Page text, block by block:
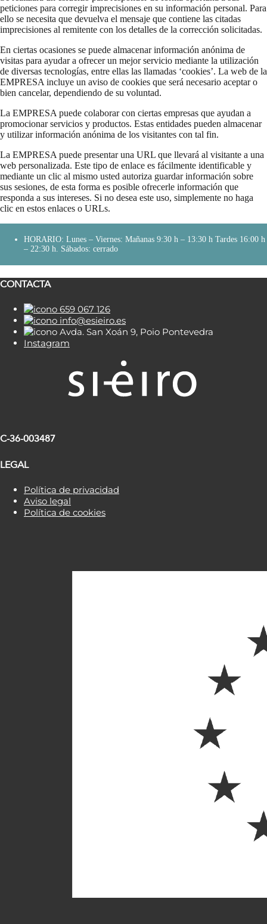
peticiones para corregir imprecisiones en su información personal. Para
ello se necesita que devuelva el mensaje que contiene las citadas
imprecisiones al remitente con los detalles de la corrección solicitadas.
En ciertas ocasiones se puede almacenar información anónima de
visitas para ayudar a ofrecer un mejor servicio mediante la utilización
de diversas tecnologías, entre ellas las llamadas ‘cookies’. La web de la
EMPRESA incluye un aviso de cookies que será necesario aceptar o
bien cancelar, dependiendo de su voluntad.
La EMPRESA puede colaborar con ciertas empresas que ayudan a
promocionar servicios y productos. Estas entidades pueden almacenar
y utilizar información anónima de los visitantes con tal fin.
La EMPRESA puede presentar una URL que llevará al visitante a una
web personalizada. Este tipo de enlace es fácilmente identificable y
mediante un clic al mismo usted autoriza guardar información sobre
sus sesiones, de esta forma es posible ofrecerle información que
responda a sus intereses. Si no desea este uso, simplemente no haga
clic en estos enlaces o URLs.
HORARIO: Lunes – Viernes: Mañanas 9:30 h – 13:30 h Tardes 16:00 h
– 22:30 h. Sábados: cerrado
CONTACTA
659 067 126
info@esieiro.es
Avda. San Xoán 9, Poio Pontevedra
Instagram
C-36-003487
LEGAL
Política de privacidad
Aviso legal
Política de cookies